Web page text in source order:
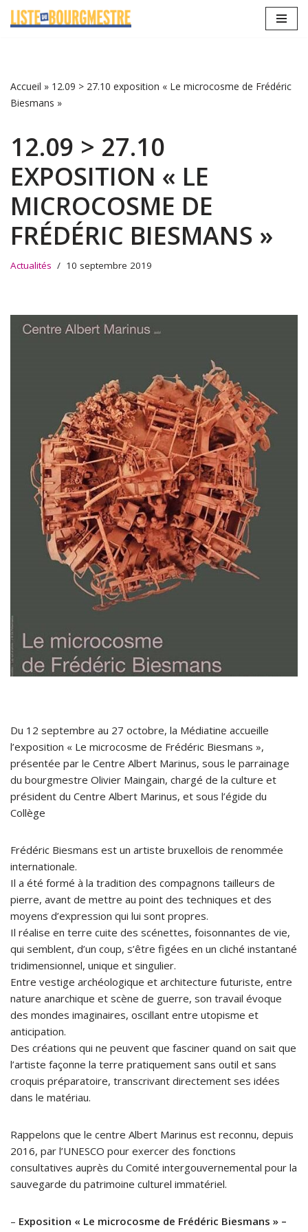
Accueil » 12.09 > 27.10 exposition « Le microcosme de Frédéric
Biesmans »
12.09 > 27.10
EXPOSITION « LE
MICROCOSME DE
FRÉDÉRIC BIESMANS »
Actualités 10 septembre 2019
Du 12 septembre au 27 octobre, la Médiatine accueille
l’exposition « Le microcosme de Frédéric Biesmans »,
présentée par le Centre Albert Marinus, sous le parrainage
du bourgmestre Olivier Maingain, chargé de la culture et
président du Centre Albert Marinus, et sous l’égide du
Collège
Frédéric Biesmans est un artiste bruxellois de renommée
internationale.
Il a été formé à la tradition des compagnons tailleurs de
pierre, avant de mettre au point des techniques et des
moyens d’expression qui lui sont propres.
Il réalise en terre cuite des scénettes, foisonnantes de vie,
qui semblent, d’un coup, s’être figées en un cliché instantané
tridimensionnel, unique et singulier.
Entre vestige archéologique et architecture futuriste, entre
nature anarchique et scène de guerre, son travail évoque
des mondes imaginaires, oscillant entre utopisme et
anticipation.
Des créations qui ne peuvent que fasciner quand on sait que
l’artiste façonne la terre pratiquement sans outil et sans
croquis préparatoire, transcrivant directement ses idées
dans le matériau.
Rappelons que le centre Albert Marinus est reconnu, depuis
2016, par l’UNESCO pour exercer des fonctions
consultatives auprès du Comité intergouvernemental pour la
sauvegarde du patrimoine culturel immatériel.
– Exposition « Le microcosme de Frédéric Biesmans » –